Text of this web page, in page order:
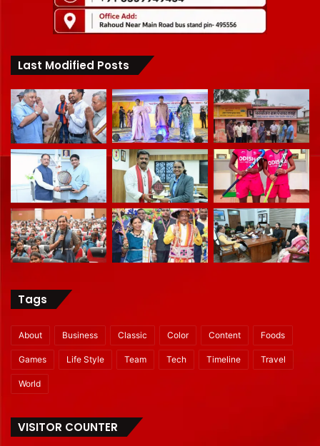
Last Modified Posts
Tags
About Business Classic Color Content Foods
Games Life Style Team Tech Timeline Travel
World
VISITOR COUNTER